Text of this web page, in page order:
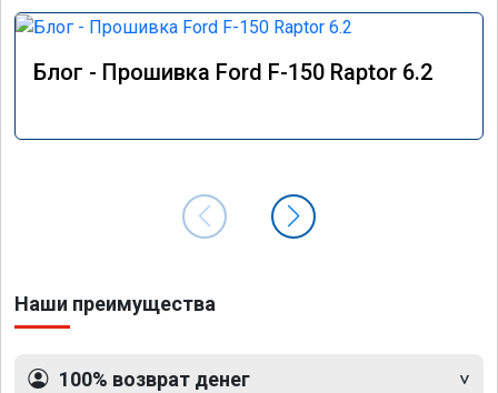
Блог - Прошивка Ford F-150 Raptor 6.2
Наши преимущества
100% возврат денег